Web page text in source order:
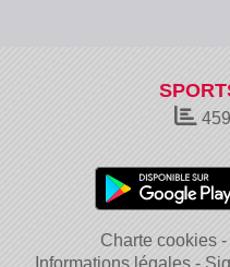
Charte cookies
Informations légales